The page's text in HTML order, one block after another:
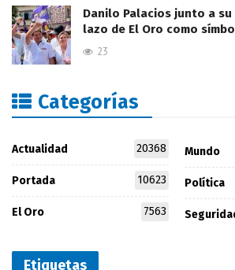
Danilo Palacios junto a
lazo de El Oro como
23
Categorías
Actualidad 20368
Portada 10623
El Oro 7563
Mundo
Política
Etiquetas